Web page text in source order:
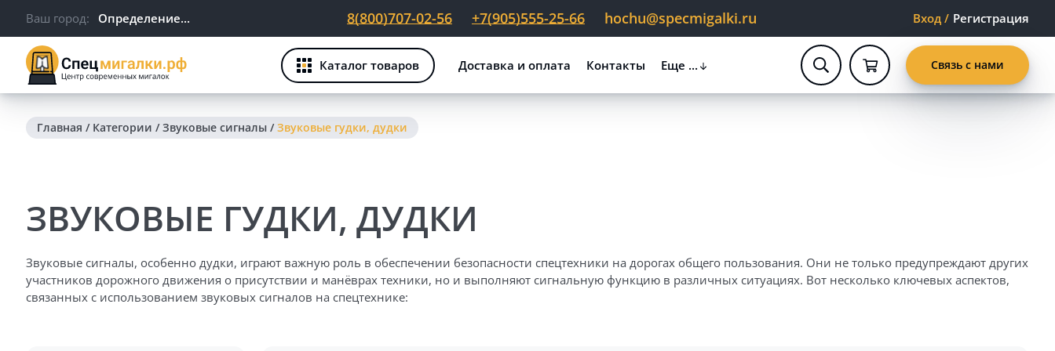
Ваш город: Определение... 8(800)707-02-56 +7(905)555-25-66 hochu@specmigalki.ru Вход / Регистрация
Каталог товаров Доставка и оплата Контакты Еще ... Связь с нами
Главная / Категории /Звуковые сигналы /Звуковые гудки, дудки
ЗВУКОВЫЕ ГУДКИ, ДУДКИ
Звуковые сигналы, особенно дудки, играют важную роль в обеспечении безопасности спецтехники на дорогах общего пользования. Они не только предупреждают других
участников дорожного движения о присутствии и манёврах техники, но и выполняют сигнальную функцию в различных ситуациях. Вот несколько ключевых аспектов,
связанных с использованием звуковых сигналов на спецтехнике: